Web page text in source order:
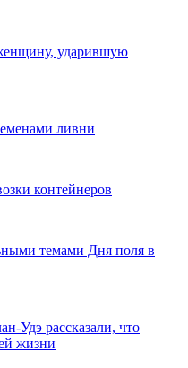
ударившую
ливни
контейнеров
темами Дня поля в
Удэ рассказали, что
жизни